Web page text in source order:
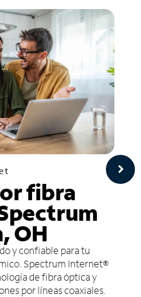
fibra
OH
y confiable para tu
Spectrum Internet®
de fibra óptica y
por líneas coaxiales.